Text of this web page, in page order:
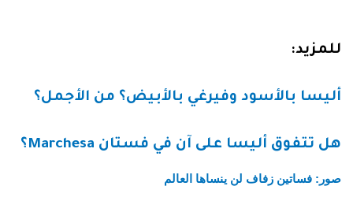
للمزيد:
أليسا بالأسود وفيرغي بالأبيض؟ من الأجمل؟
هل تتفوق أليسا على آن في فستان Marchesa؟
صور: فساتين زفاف لن ينساها العالم